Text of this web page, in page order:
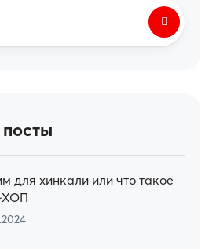
для хинкали или что такое